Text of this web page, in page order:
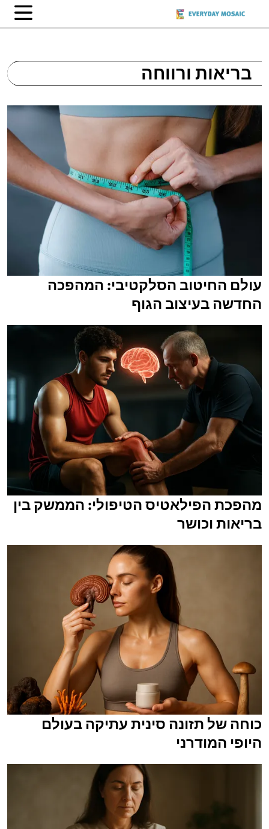
בריאות ורווחה
עולם החיטוב הסלקטיבי: המהפכה
החדשה בעיצוב הגוף
מהפכת הפילאטיס הטיפולי: הממשק בין
בריאות וכושר
כוחה של תזונה סינית עתיקה בעולם
היופי המודרני